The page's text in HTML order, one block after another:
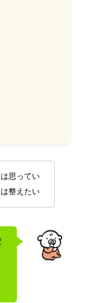
思ってい
整えたい